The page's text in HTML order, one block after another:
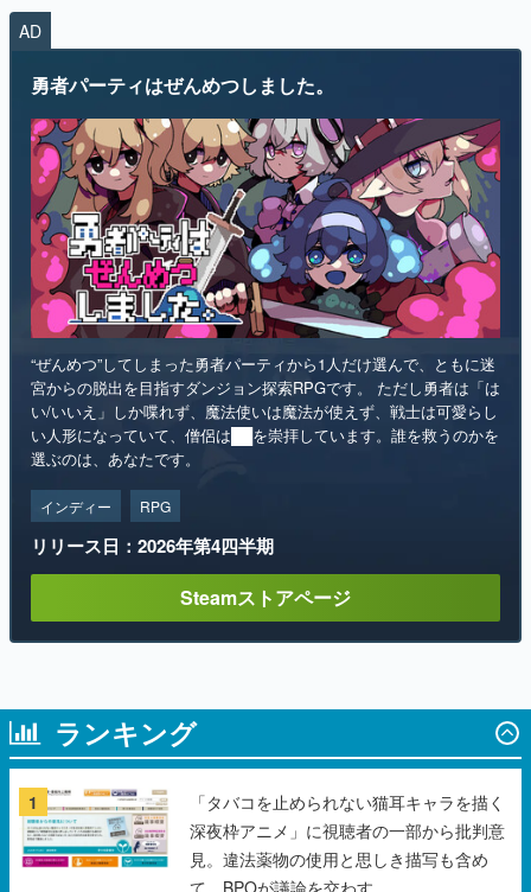
AD
勇者パーティはぜんめつしました。
“ぜんめつ”してしまった勇者パーティから1人だけ選んで、ともに迷
宮からの脱出を目指すダンジョン探索RPGです。 ただし勇者は「は
い/いいえ」しか喋れず、魔法使いは魔法が使えず、戦士は可愛らし
い人形になっていて、僧侶は██を崇拝しています。誰を救うのかを
選ぶのは、あなたです。
インディー RPG
リリース日：2026年第4四半期
Steamストアページ
ランキング
1
「タバコを止められない猫耳キャラを描く
深夜枠アニメ」に視聴者の一部から批判意
見。違法薬物の使用と思しき描写も含め
て、BPOが議論を交わす